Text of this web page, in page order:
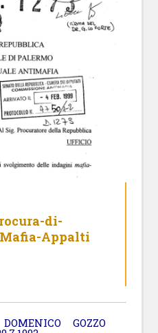
di-
Appalti
GOZZO